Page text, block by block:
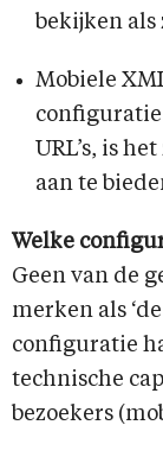
bekijken als
Mobiele
URL’s, is
aan te
Welke
Geen van de
merken als
configuratie
technische
bezoekers